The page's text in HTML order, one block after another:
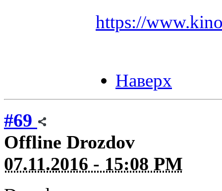
https://
Наверх
#69
Offline Drozdov
07.11.2016 - 15:08 PM